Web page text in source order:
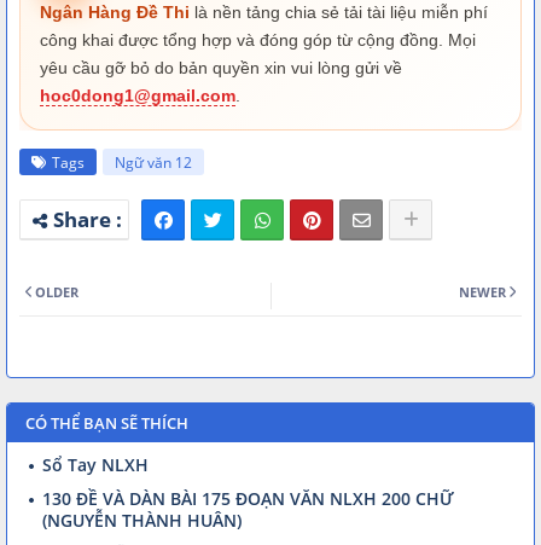
Ngân Hàng Đề Thi là nền tảng chia sẻ tải tài liệu miễn phí
công khai được tổng hợp và đóng góp từ cộng đồng. Mọi
yêu cầu gỡ bỏ do bản quyền xin vui lòng gửi về
hoc0dong1@gmail.com
Tags Ngữ văn 12
NEWER
OLDER
CÓ THỂ BẠN SẼ THÍCH
Sổ Tay NLXH
130 ĐỀ VÀ DÀN BÀI 175 ĐOẠN VĂN NLXH 200 CHỮ
(NGUYỄN THÀNH HUÂN)